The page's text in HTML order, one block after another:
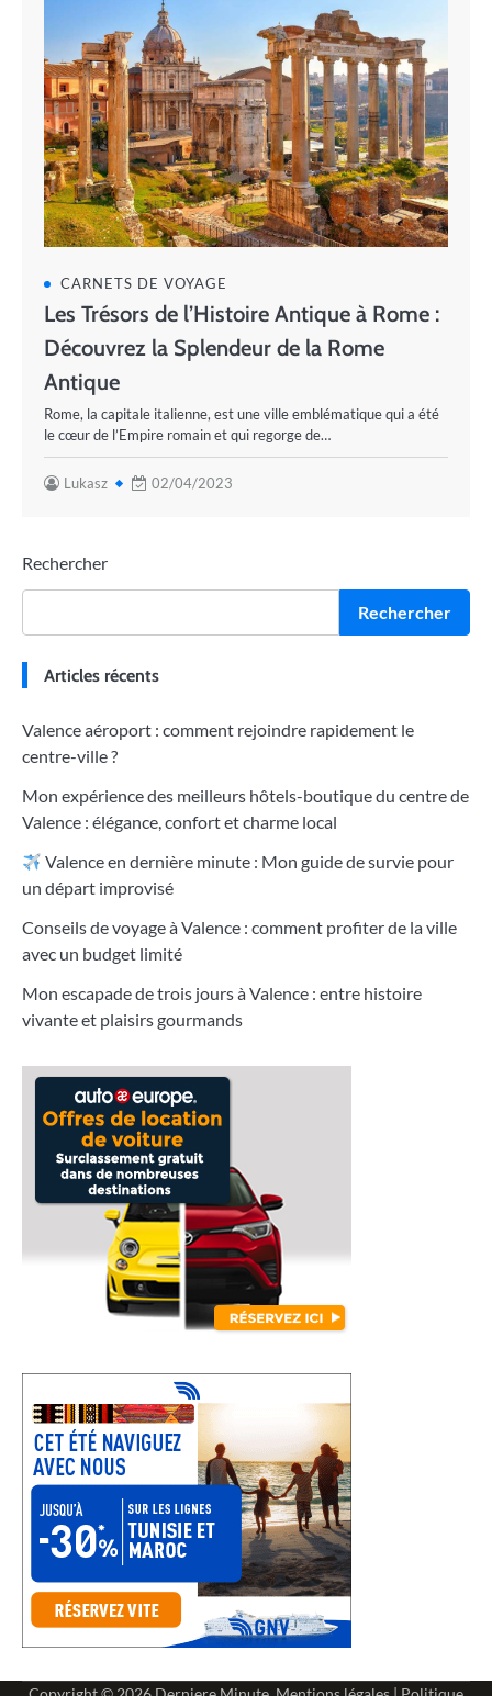
CARNETS DE VOYAGE
Les Trésors de l’Histoire Antique à Rome :
Découvrez la Splendeur de la Rome
Antique
Rome, la capitale italienne, est une ville emblématique qui a été
le cœur de l’Empire romain et qui regorge de…
Lukasz 02/04/2023
Rechercher
Rechercher
Articles récents
Valence aéroport : comment rejoindre rapidement le
centre-ville ?
Mon expérience des meilleurs hôtels-boutique du centre de
Valence : élégance, confort et charme local
Valence en dernière minute : Mon guide de survie pour
un départ improvisé
Conseils de voyage à Valence : comment profiter de la ville
avec un budget limité
Mon escapade de trois jours à Valence : entre histoire
vivante et plaisirs gourmands